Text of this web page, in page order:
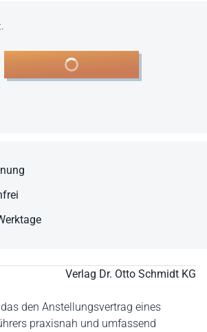
Verlag Dr. Otto Schmidt KG
den Anstellungsvertrag eines
praxisnah und umfassend
In den Warenkorb